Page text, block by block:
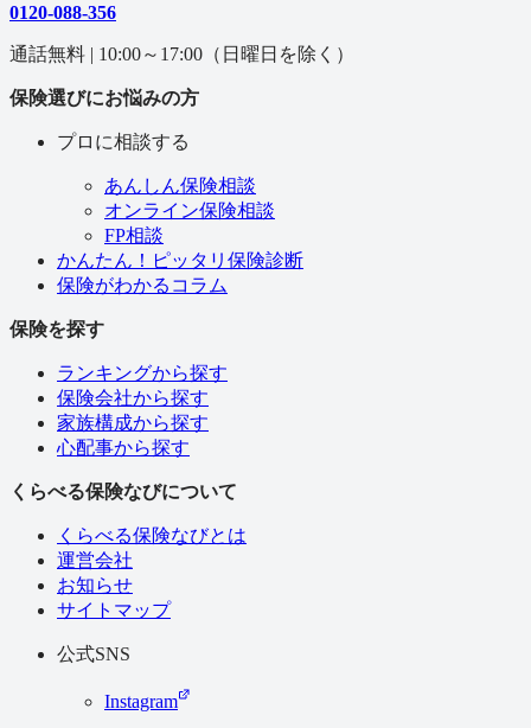
0120-088-356
通話無料 | 10:00～17:00（日曜日を除く）
保険選びにお悩みの方
プロに相談する
あんしん保険相談
オンライン保険相談
FP相談
かんたん！ピッタリ保険診断
保険がわかるコラム
保険を探す
ランキングから探す
保険会社から探す
家族構成から探す
心配事から探す
くらべる保険なびについて
くらべる保険なびとは
運営会社
お知らせ
サイトマップ
公式SNS
Instagram